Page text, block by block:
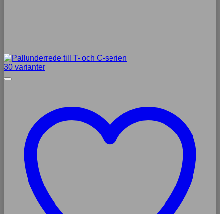
30 varianter